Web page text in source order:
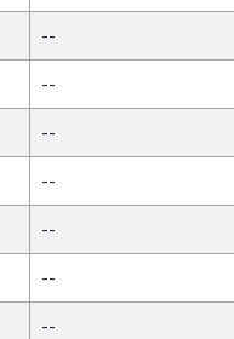
--
--
--
--
--
--
--